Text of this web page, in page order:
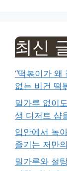
최신
“떡볶이가 왜
없는 비건 떡
밀가루 없이
생 디저트 샵
입안에서 녹
즐기는 저만
밀가루와 설